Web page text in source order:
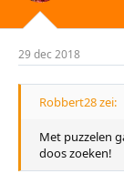
29 dec 2018
Robbert28 zei:
Met puzzelen
doos zoeken!